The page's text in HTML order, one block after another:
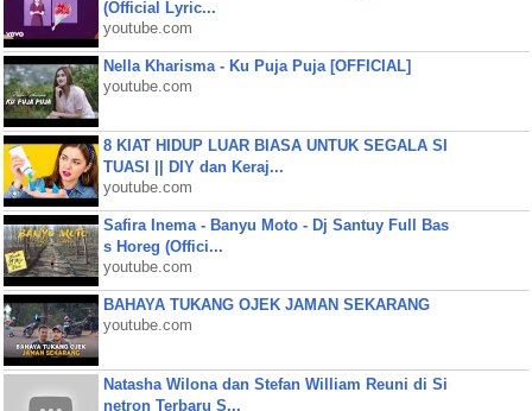
(Official Lyric...
youtube.com
Nella Kharisma - Ku Puja Puja [OFFICIAL]
youtube.com
8 KIAT HIDUP LUAR BIASA UNTUK SEGALA SI
TUASI || DIY dan Keraj...
youtube.com
Safira Inema - Banyu Moto - Dj Santuy Full Bas
s Horeg (Offici...
youtube.com
BAHAYA TUKANG OJEK JAMAN SEKARANG
youtube.com
Natasha Wilona dan Stefan William Reuni di Si
netron Terbaru S...